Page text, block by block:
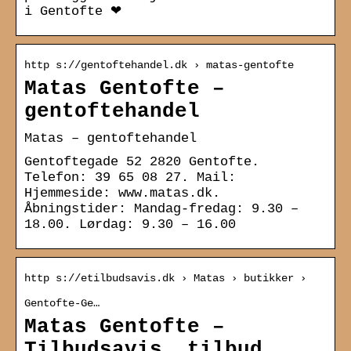
i Gentofte ❤
http s://gentoftehandel.dk › matas-gentofte
Matas Gentofte –
gentoftehandel
Matas – gentoftehandel
Gentoftegade 52 2820 Gentofte.
Telefon: 39 65 08 27. Mail:
Hjemmeside: www.matas.dk.
Åbningstider: Mandag-fredag: 9.30 –
18.00. Lørdag: 9.30 – 16.00
http s://etilbudsavis.dk › Matas › butikker ›
Gentofte-Ge…
Matas Gentofte –